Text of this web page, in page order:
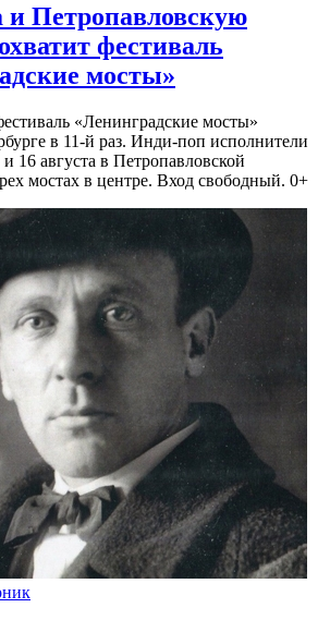
и Петропавловскую
фестиваль
мосты»
«Ленинградские мосты»
в 11-й раз. Инди-поп исполнители
16 августа в Петропавловской
мостах в центре. Вход свободный. 0+